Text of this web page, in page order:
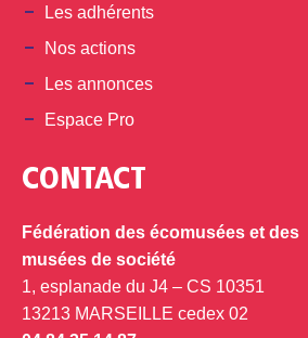
Les adhérents
Nos actions
Les annonces
Espace Pro
CONTACT
Fédération des écomusées et des
musées de société
1, esplanade du J4 – CS 10351
13213 MARSEILLE cedex 02